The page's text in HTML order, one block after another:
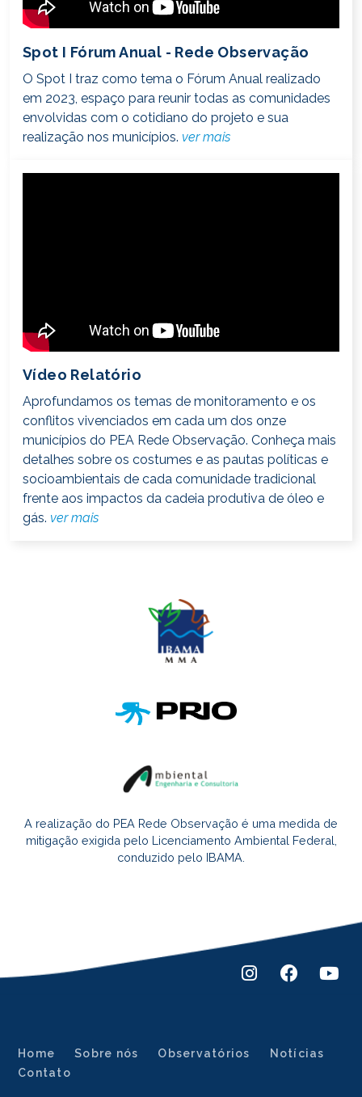
Spot I Fórum Anual - Rede Observação
O Spot I traz como tema o Fórum Anual realizado
em 2023, espaço para reunir todas as comunidades
envolvidas com o cotidiano do projeto e sua
realização nos municípios. ver mais
Vídeo Relatório
Aprofundamos os temas de monitoramento e os
conflitos vivenciados em cada um dos onze
municípios do PEA Rede Observação. Conheça mais
detalhes sobre os costumes e as pautas políticas e
socioambientais de cada comunidade tradicional
frente aos impactos da cadeia produtiva de óleo e
gás. ver mais
A realização do PEA Rede Observação é uma medida de
mitigação exigida pelo Licenciamento Ambiental Federal,
conduzido pelo IBAMA.
Home Sobre nós Observatórios
Notícias
Contato